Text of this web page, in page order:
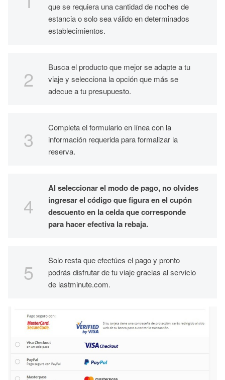
que se requiera una cantidad de noches de
estancia o solo sea válido en determinados
establecimientos.
Busca el producto que mejor se adapte a tu
viaje y selecciona la opción que más se
adecue a tu presupuesto.
Completa el formulario en línea con la
información requerida para formalizar la
reserva.
Al seleccionar el modo de pago, no olvides
ingresar el código que figura en el cupón
descuento en la celda que corresponde
para hacer efectiva la rebaja.
Solo resta que efectúes el pago y pronto
podrás disfrutar de tu viaje gracias al servicio
de lastminute.com.